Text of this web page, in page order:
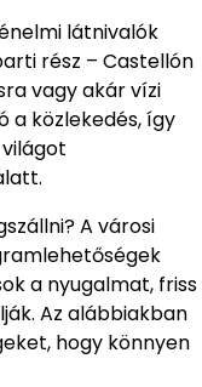
látnivalók
rész – Castellón
vagy akár vízi
a közlekedés, így
A városi
a nyugalmat, friss
Az alábbiakban
hogy könnyen